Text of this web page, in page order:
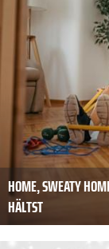
HOME, SWEATY
HÄLTST